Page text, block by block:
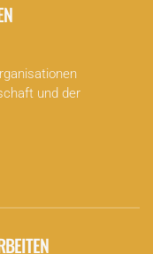
und der